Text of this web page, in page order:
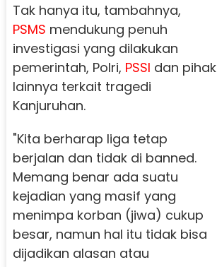
Tak hanya itu, tambahnya,
PSMS mendukung penuh
investigasi yang dilakukan
pemerintah, Polri, PSSI dan pihak
lainnya terkait tragedi
Kanjuruhan.
"Kita berharap liga tetap
berjalan dan tidak di banned.
Memang benar ada suatu
kejadian yang masif yang
menimpa korban (jiwa) cukup
besar, namun hal itu tidak bisa
dijadikan alasan atau